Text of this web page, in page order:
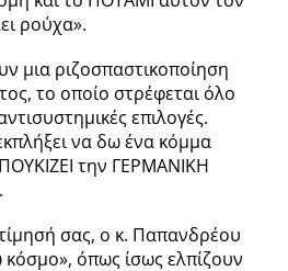
ρούχα».
μια ριζοσπαστικοποίηση
το οποίο στρέφεται όλο
επιλογές.
να δω ένα κόμμα
την ΓΕΡΜΑΝΙΚΗ
σας, ο κ. Παπανδρέου
όπως ίσως ελπίζουν